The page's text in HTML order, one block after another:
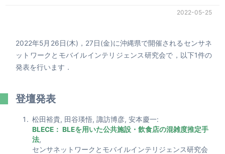
2022-05-25
2022年5月26日(木)，27日(金)に沖縄県で開催されるセンサネ
ットワークとモバイルインテリジェンス研究会で，以下1件の
発表を行います．
登壇発表
松田裕貴, 田谷瑛悟, 諏訪博彦, 安本慶一:
BLECE： BLEを用いた公共施設・飲食店の混雑度推定手
法,
センサネットワークとモバイルインテリジェンス研究会